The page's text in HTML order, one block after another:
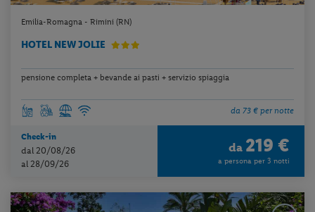
Emilia-Romagna - Rimini (RN)
HOTEL NEW JOLIE
pensione completa + bevande ai pasti + servizio spiaggia
da 73 € per notte
Check-in
dal 20/08/26
al 28/09/26
da 219 €
a persona per 3 notti